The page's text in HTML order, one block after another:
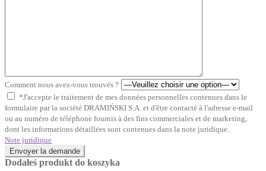
Comment nous avez-vous trouvés ?
*J'accepte le traitement de mes données personnelles contenues dans le
formulaire par la société DRAMIŃSKI S.A. et d'être contacté à l'adresse e-mail
ou au numéro de téléphone fournis à des fins commerciales et de marketing,
dont les informations détaillées sont contenues dans la note juridique.
Note juridique
Envoyer la demande
Dodałeś produkt do koszyka